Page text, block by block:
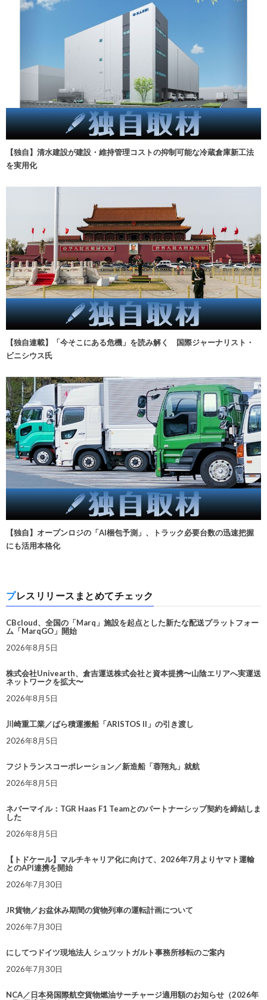
【独自】清水建設が建設・維持管理コストの抑制可能な冷蔵倉庫新工法
を実用化
【独自連載】「今そこにある危機」を読み解く 国際ジャーナリスト・
ビニシウス氏
【独自】オープンロジの「AI梱包予測」、トラック必要台数の迅速把握
にも活用本格化
プレスリリースまとめてチェック
CBcloud、全国の「Marq」施設を起点とした新たな配送プラットフォー
ム「MarqGO」開始
2026年8月5日
株式会社Univearth、倉吉運送株式会社と資本提携〜山陰エリアへ実運送
ネットワークを拡大〜
2026年8月5日
川崎重工業／ばら積運搬船「ARISTOS II」の引き渡し
2026年8月5日
フジトランスコーポレーション／新造船「蓉翔丸」就航
2026年8月5日
ネバーマイル：TGR Haas F1 Teamとのパートナーシップ契約を締結しま
した
2026年8月5日
【トドケール】マルチキャリア化に向けて、2026年7月よりヤマト運輸
とのAPI連携を開始
2026年7月30日
JR貨物／お盆休み期間の貨物列車の運転計画について
2026年7月30日
にしてつドイツ現地法人 シュツットガルト事務所移転のご案内
2026年7月30日
NCA／日本発国際航空貨物燃油サーチャージ適用額のお知らせ（2026年